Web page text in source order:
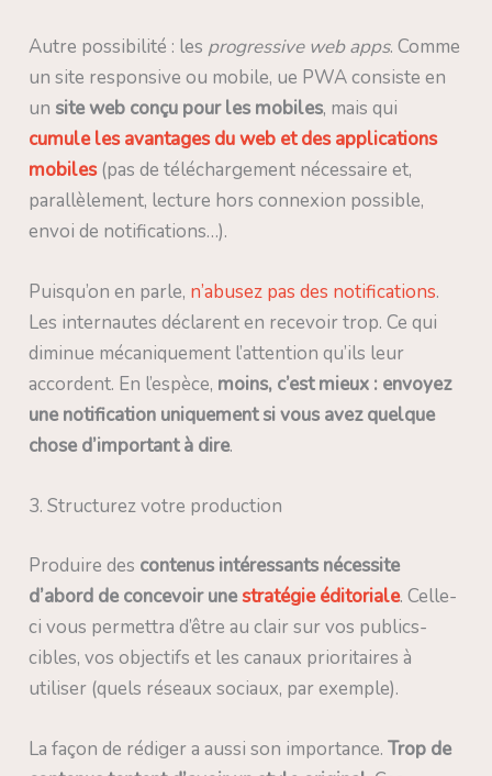
Autre possibilité : les progressive web apps. Comme
un site responsive ou mobile, ue PWA consiste en
un site web conçu pour les mobiles, mais qui
cumule les avantages du web et des applications
mobiles(pas de téléchargement nécessaire et,
parallèlement, lecture hors connexion possible,
envoi de notifications…).
Puisqu’on en parle, n’abusez pas des notifications.
Les internautes déclarent en recevoir trop. Ce qui
diminue mécaniquement l’attention qu’ils leur
accordent. En l’espèce, moins, c’est mieux : envoyez
une notification uniquement si vous avez quelque
chose d’important à dire.
3. Structurez votre production
Produire des contenus intéressants nécessite
d’abord de concevoir une stratégie éditoriale. Celle-
ci vous permettra d’être au clair sur vos publics-
cibles, vos objectifs et les canaux prioritaires à
utiliser (quels réseaux sociaux, par exemple).
La façon de rédiger a aussi son importance.Trop de